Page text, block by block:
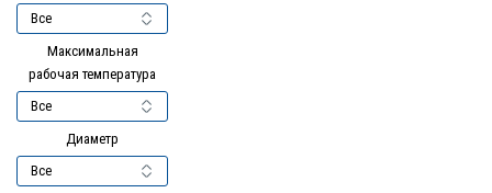
Максимальная
рабочая температура
Диаметр